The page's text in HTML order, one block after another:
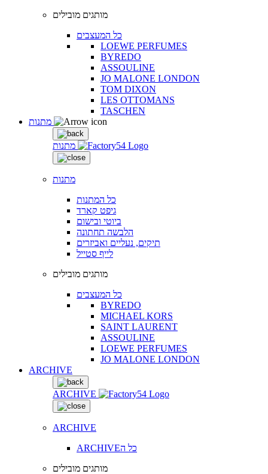
מותגים מובילים
כל המעצבים
LOEWE PERFUMES
BYREDO
ASSOULINE
JO MALONE LONDON
TOM DIXON
LES OTTOMANS
TASCHEN
מתנות
מתנות
כל המתנות
גיפט קארד
ביוטי ובישום
הלבשה תחתונה
תיקים, נעליים ואביזרים
לייף סטייל
מותגים מובילים
כל המעצבים
BYREDO
MICHAEL KORS
SAINT LAURENT
ASSOULINE
LOEWE PERFUMES
JO MALONE LONDON
ARCHIVE
ARCHIVE
ARCHIVE
ARCHIVEכל ה
מותגים מובילים